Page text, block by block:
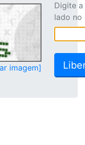
imagem]
Digite
lado no